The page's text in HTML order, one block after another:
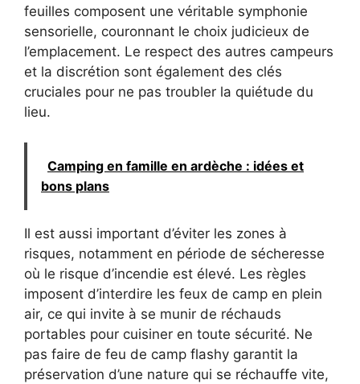
feuilles composent une véritable symphonie
sensorielle, couronnant le choix judicieux de
l’emplacement. Le respect des autres campeurs
et la discrétion sont également des clés
cruciales pour ne pas troubler la quiétude du
lieu.
Camping en famille en ardèche : idées et
bons plans
Il est aussi important d’éviter les zones à
risques, notamment en période de sécheresse
où le risque d’incendie est élevé. Les règles
imposent d’interdire les feux de camp en plein
air, ce qui invite à se munir de réchauds
portables pour cuisiner en toute sécurité. Ne
pas faire de feu de camp flashy garantit la
préservation d’une nature qui se réchauffe vite,